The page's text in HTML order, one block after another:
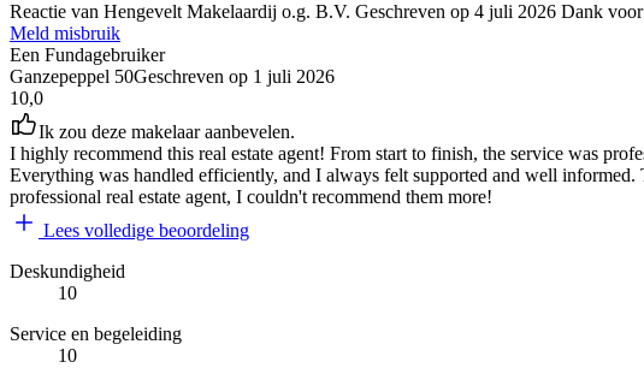
Reactie van Hengevelt Makelaardij o.g. B.V. Geschreven op 4 juli 2026 Dank
Meld misbruik
Een Fundagebruiker
Ganzepeppel 50Geschreven op 1 juli 2026
10,0
Ik zou deze makelaar aanbevelen.
I highly recommend this real estate agent! From start to finish, the service was
Everything was handled efficiently, and I always felt supported and well
professional real estate agent, I couldn't recommend them more!
Lees volledige beoordeling
Deskundigheid
10
Service en begeleiding
10